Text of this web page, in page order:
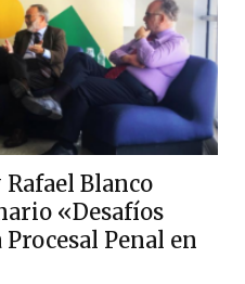
Blanco
«Desafíos
Penal en